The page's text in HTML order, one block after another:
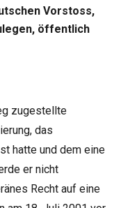
Vorstoss,
öffentlich
zugestellte
das
hatte und dem eine
er nicht
Recht auf eine